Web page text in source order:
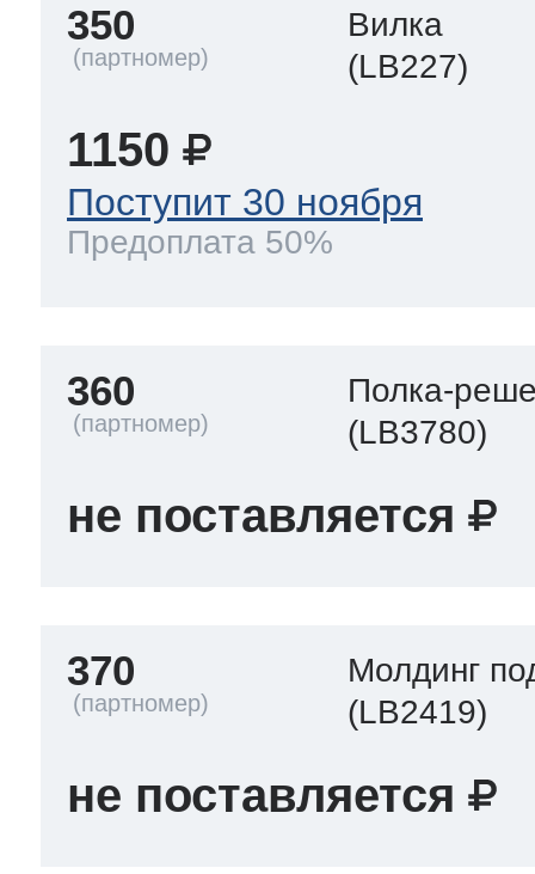
350
Вилка
(LB227)
1150
Поступит 30 ноября
Предоплата 50%
360
Полка-
(LB3780)
не поставляется
370
Молдинг
(LB2419)
не поставляется